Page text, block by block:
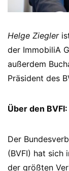
Helge Ziegler
der ImmobiliA
außerdem
Präsident des
Über den BVFI:
Der
(BVFI) hat sich
der größten